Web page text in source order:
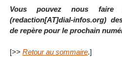
Vous pouvez nous faire
(redaction[AT]dial-infos.org)
de repère pour le prochain
[>> Retour au sommaire.]